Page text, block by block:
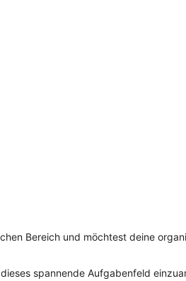
Bereich und möchtest deine
spannende Aufgabenfeld